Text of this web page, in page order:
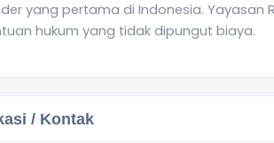
yang pertama di Indonesia. Yayasan
hukum yang tidak dipungut biaya.
/ Kontak